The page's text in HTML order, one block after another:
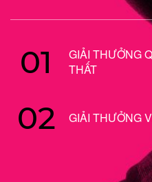
01
GIẢI THƯỞNG
THẤT
02 GIẢI THƯỞNG